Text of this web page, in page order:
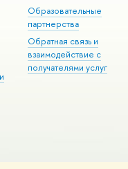
Образовательные
партнерства
Обратная связь и
взаимодействие с
получателями услуг